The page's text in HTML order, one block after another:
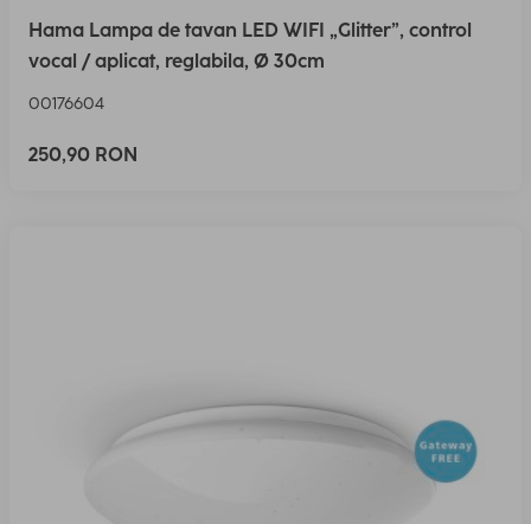
Hama Lampa de tavan LED WIFI „Glitter”, control
vocal / aplicat, reglabila, Ø 30cm
00176604
250,90 RON